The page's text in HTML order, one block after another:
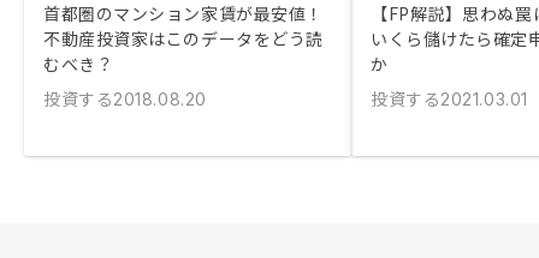
首都圏のマンション家賃が最安値！
不動産投資家はこのデータをどう読
むべき？
投資する2018.08.20
【FP解説】思わぬ
いくら儲けたら確定
か
投資する2021.03.01